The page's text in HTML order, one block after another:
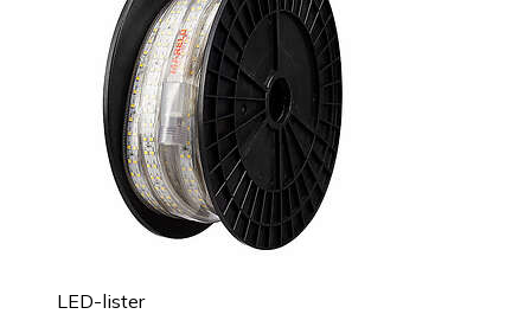
LED-lister